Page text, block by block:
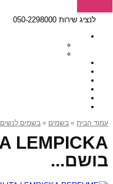
לנציג שירות 050-2298000
עמוד הבית » בשמים » בשמים לנשים
בושם...